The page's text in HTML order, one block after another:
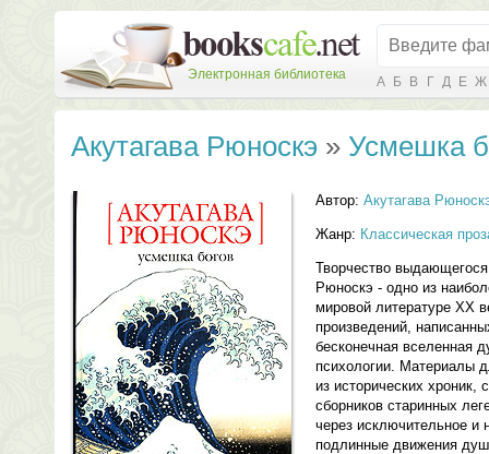
Электронная библиотека А Б В Г Д Е Ж
Акутагава Рюноскэ » Усмешка
Автор: Акутагава
Жанр: Классическая
Творчество выдающегося
Рюноскэ - одно из
мировой литературе XX
произведений,
бесконечная вселенная
психологии. Материалы
из исторических хроник,
сборников старинных
через исключительное и
подлинные движения